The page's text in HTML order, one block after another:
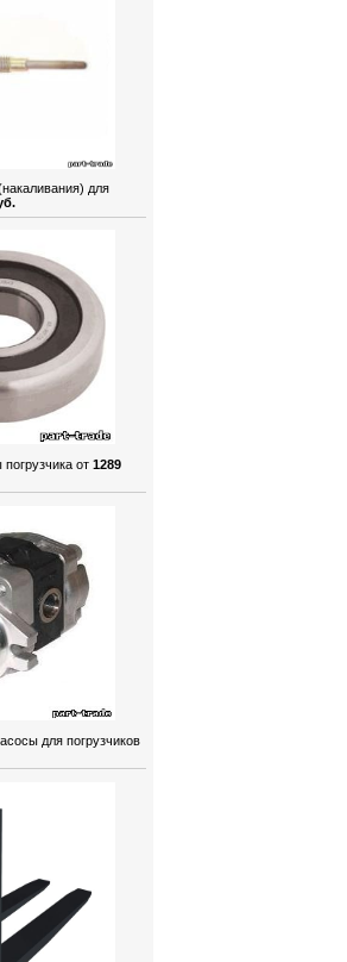
для
от 1289
для погрузчиков